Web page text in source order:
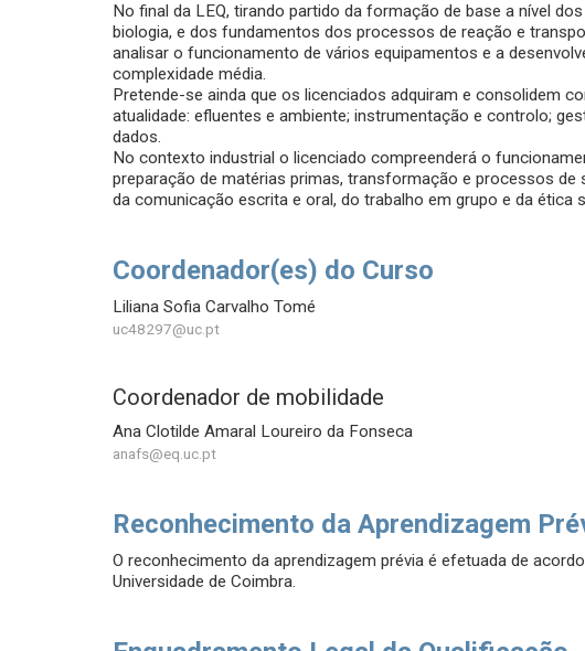
No final da LEQ, tirando partido da formação de base a nível
biologia, e dos fundamentos dos processos de reação e
analisar o funcionamento de vários equipamentos e a
complexidade média.
Pretende-se ainda que os licenciados adquiram e consolidem
atualidade: efluentes e ambiente; instrumentação e controlo;
dados.
No contexto industrial o licenciado compreenderá o
preparação de matérias primas, transformação e processos
da comunicação escrita e oral, do trabalho em grupo e da ética
Coordenador(es) do Curso
Liliana Sofia Carvalho Tomé
uc48297@uc.pt
Coordenador de mobilidade
Ana Clotilde Amaral Loureiro da Fonseca
anafs@eq.uc.pt
Reconhecimento da Aprendizagem
O reconhecimento da aprendizagem prévia é efetuada de
Universidade de Coimbra.